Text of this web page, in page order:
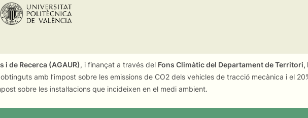
i de Recerca (AGAUR), i finançat a través del Fons Climàtic del Departament de
amb l’impost sobre les emissions de CO2 dels vehicles de tracció mecànica i el
sobre les instal·lacions que incideixen en el medi ambient.